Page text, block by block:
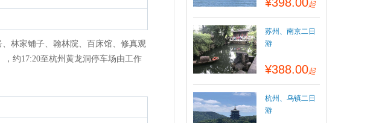
林家铺子、翰林院、百床馆、修真观
约17:20至杭州黄龙洞停车场由工作
起
苏州、南京二日
游
¥388.00起
杭州、乌镇二日
游